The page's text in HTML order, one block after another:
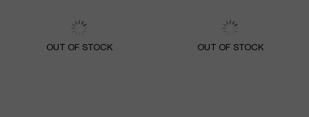
OUT OF STOCK OUT OF STOCK